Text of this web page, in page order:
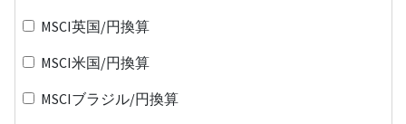
MSCI英国/円換算
MSCI米国/円換算
MSCIブラジル/円換算